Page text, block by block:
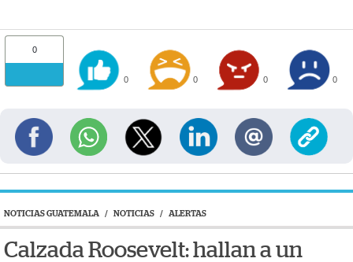
0
0 0 0 0
NOTICIAS GUATEMALA / NOTICIAS / ALERTAS
Calzada Roosevelt: hallan a un